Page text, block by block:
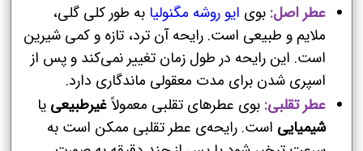
عطر اصل: بوی ایو روشه مگنولیا به طور کلی گلی،
ملایم و طبیعی است. رایحه آن ترد، تازه و کمی شیرین
است. این رایحه در طول زمان تغییر نمی‌کند و پس از
اسپری شدن برای مدت معقولی ماندگاری دارد.
عطر تقلبی: بوی عطرهای تقلبی معمولاًغیرطبیعی یا
شیمیایی است. رایحه‌ی عطر تقلبی ممکن است به